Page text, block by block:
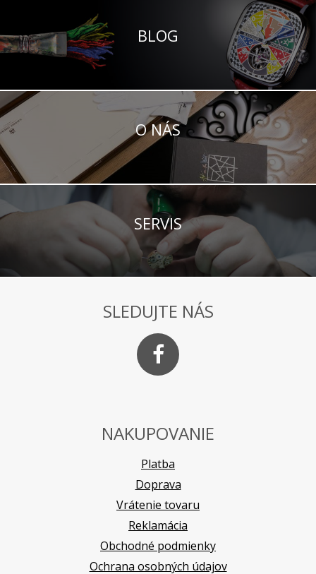
BLOG
O NÁS
SERVIS
SLEDUJTE NÁS
NAKUPOVANIE
Platba
Doprava
Vrátenie tovaru
Reklamácia
Obchodné podmienky
Ochrana osobných údajov